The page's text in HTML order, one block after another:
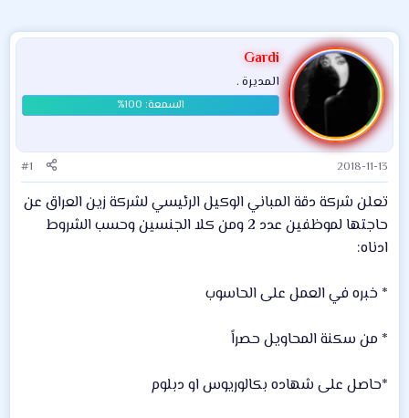
Gardi
المديرة .
2018-11-13
#1
تعلن شركة دقة المباني الوكيل الرئيسي لشركة زين العراق عن
حاجتها لموظفين عدد 2 ومن كلا الجنسين وحسب الشروط
ادناه:
* خبره في العمل على الحاسوب
* من سكنة المحاويل حصراً
*حاصل على شهاده بكالوريوس او دبلوم